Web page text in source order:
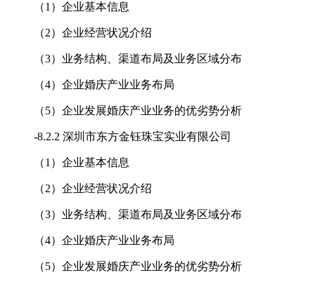
（1）企业基本信息
（2）企业经营状况介绍
（3）业务结构、渠道布局及业务区域分布
（4）企业婚庆产业业务布局
（5）企业发展婚庆产业业务的优劣势分析
-8.2.2 深圳市东方金钰珠宝实业有限公司
（1）企业基本信息
（2）企业经营状况介绍
（3）业务结构、渠道布局及业务区域分布
（4）企业婚庆产业业务布局
（5）企业发展婚庆产业业务的优劣势分析